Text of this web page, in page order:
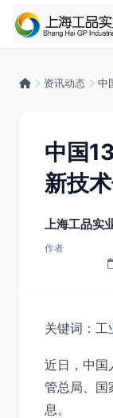
资讯动态 中
中国
新技
上海工品实
作者
关键词：工
近日，中国
管总局、国
息。